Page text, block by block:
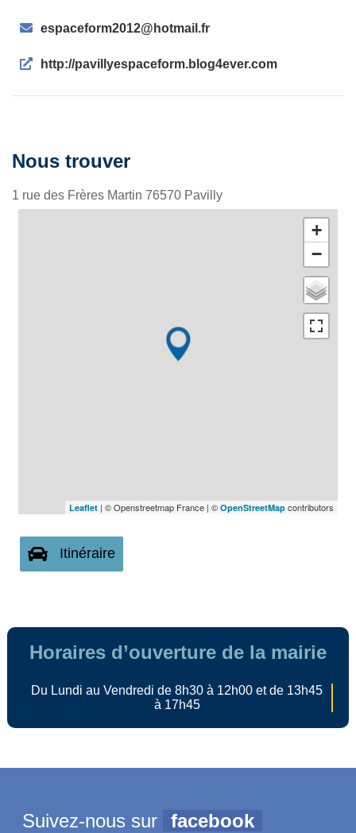
espaceform2012@hotmail.fr
http://pavillyespaceform.blog4ever.com
Nous trouver
1 rue des Frères Martin 76570 Pavilly
+
−
Leaflet | © Openstreetmap France | © OpenStreetMap contributors
Itinéraire
Horaires d’ouverture de la mairie
Du Lundi au Vendredi de 8h30 à 12h00 et de 13h45
à 17h45
Suivez-nous sur facebook